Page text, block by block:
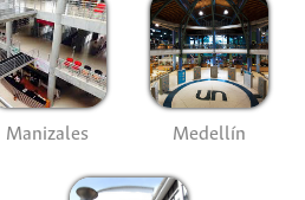
Manizales Medellín